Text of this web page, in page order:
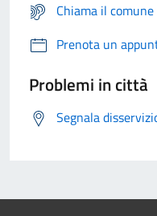
Chiama il
Prenota un
Problemi in città
Segnala